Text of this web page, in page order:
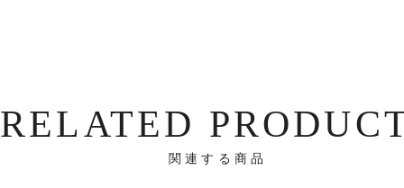
RELATED
関連する商品